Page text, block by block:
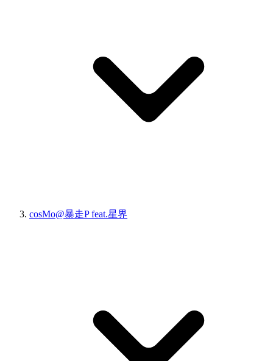
cosMo@暴走P feat.星界